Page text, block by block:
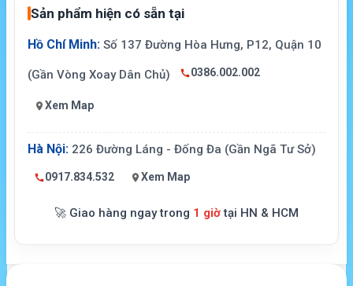
Sản phẩm hiện có sẵn tại
Hồ Chí Minh: Số 137 Đường Hòa Hưng, P12, Quận 10
(Gần Vòng Xoay Dân Chủ) 0386.002.002
Xem Map
Hà Nội: 226 Đường Láng - Đống Đa (Gần Ngã Tư Sở)
0917.834.532 Xem Map
🚀 Giao hàng ngay trong 1 giờtại HN & HCM